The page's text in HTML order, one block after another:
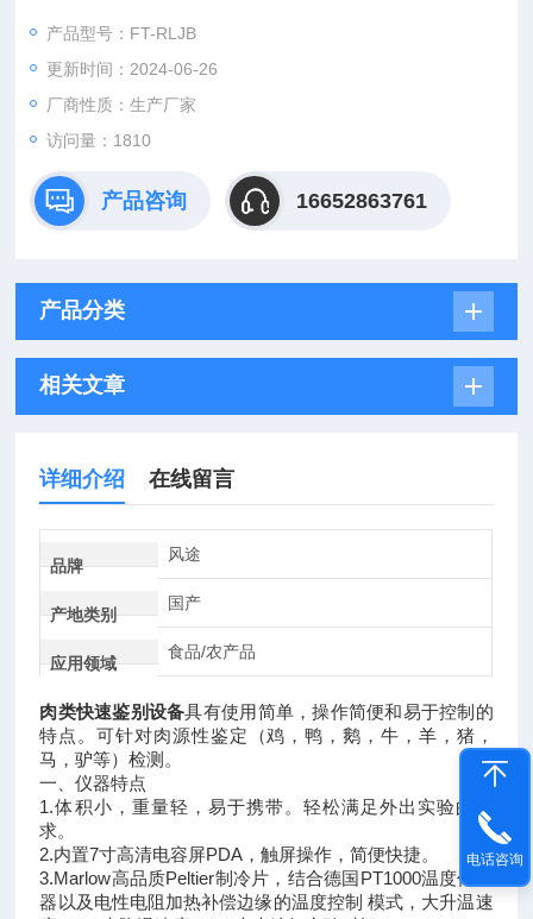
产品型号：FT-RLJB
更新时间：2024-06-26
厂商性质：生产厂家
访问量：1810
产品咨询 16652863761
产品分类
相关文章
详细介绍 在线留言
品牌
风途
产地类别
国产
应用领域
食品/农产品
肉类快速鉴别设备具有使用简单，操作简便和易于控制的
特点。可针对肉源性鉴定（鸡，鸭，鹅，牛，羊，猪，
马，驴等）检测。
一、仪器特点
1.体积小，重量轻，易于携带。轻松满足外出实验的需
求。
2.内置7寸高清电容屏PDA，触屏操作，简便快捷。
3.Marlow高品质Peltier制冷片，结合德国PT1000温度传感
器以及电性电阻加热补偿边缘的温度控制 模式，大升温速
电话咨询